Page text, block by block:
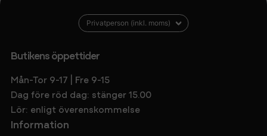
Butikens öppettider
Mån-Tor 9-17 | Fre 9-15
Dag före röd dag: stänger 15.00
Lör: enligt överenskommelse
Information